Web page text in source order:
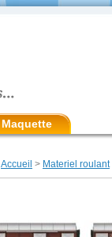
Maquette
Accueil > Materiel roulant